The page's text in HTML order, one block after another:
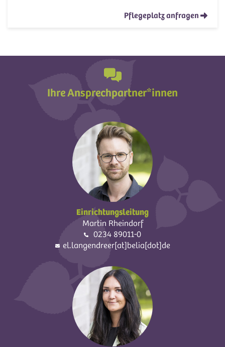
Pflegeplatz anfragen
Ihre Ansprechpartner*innen
Einrichtungsleitung
Martin Rheindorf
0234 89011-0
el.langendreer[at]belia[dot]de